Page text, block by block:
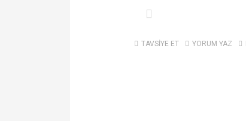
TAVSİYE ET YORUM YAZ